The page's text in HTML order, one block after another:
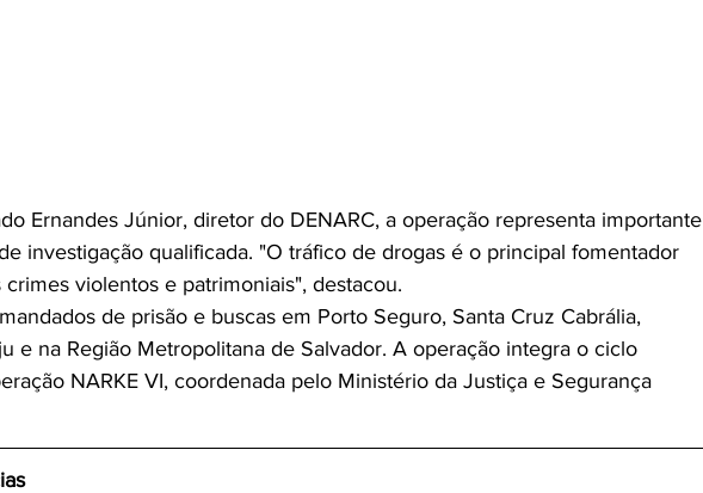
Ernandes Júnior, diretor do DENARC, a operação representa importante
investigação qualificada. "O tráfico de drogas é o principal fomentador
violentos e patrimoniais", destacou.
de prisão e buscas em Porto Seguro, Santa Cruz Cabrália,
e na Região Metropolitana de Salvador. A operação integra o ciclo
NARKE VI, coordenada pelo Ministério da Justiça e Segurança